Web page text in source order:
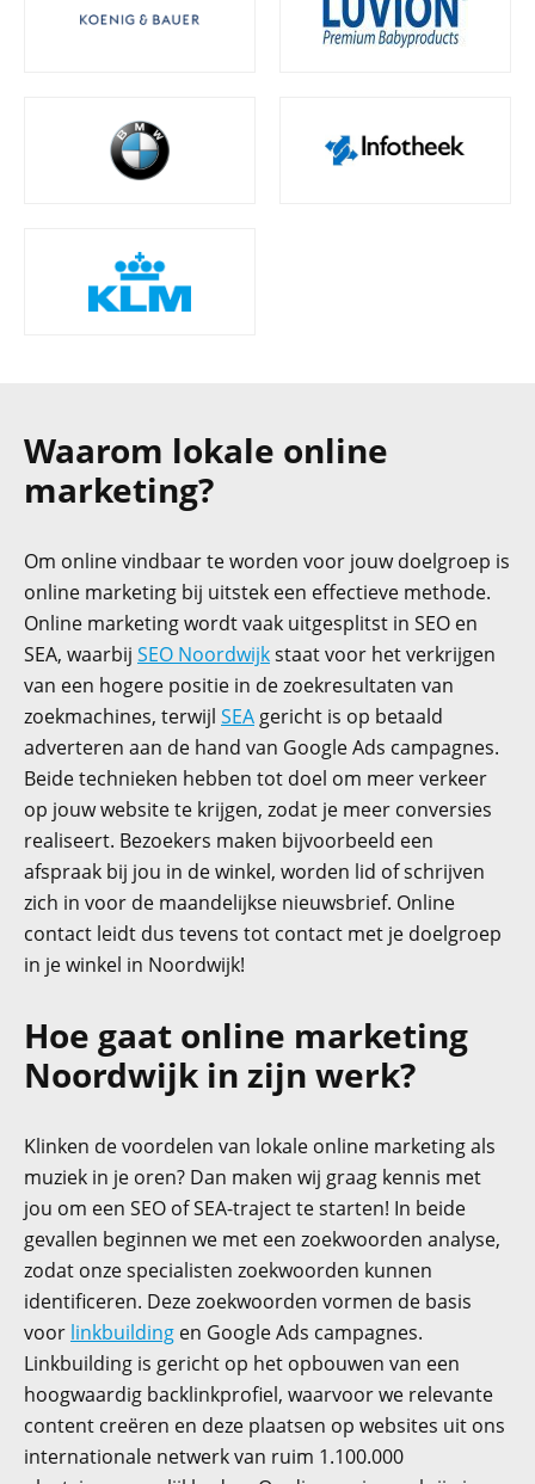
Waarom lokale online
marketing?
Om online vindbaar te worden voor jouw doelgroep is
online marketing bij uitstek een effectieve methode.
Online marketing wordt vaak uitgesplitst in SEO en
SEA, waarbij SEO Noordwijkstaat voor het verkrijgen
van een hogere positie in de zoekresultaten van
zoekmachines, terwijl SEA gericht is op betaald
adverteren aan de hand van Google Ads campagnes.
Beide technieken hebben tot doel om meer verkeer
op jouw website te krijgen, zodat je meer conversies
realiseert. Bezoekers maken bijvoorbeeld een
afspraak bij jou in de winkel, worden lid of schrijven
zich in voor de maandelijkse nieuwsbrief. Online
contact leidt dus tevens tot contact met je doelgroep
in je winkel in Noordwijk!
Hoe gaat online marketing
Noordwijk in zijn werk?
Klinken de voordelen van lokale online marketing als
muziek in je oren? Dan maken wij graag kennis met
jou om een SEO of SEA-traject te starten! In beide
gevallen beginnen we met een zoekwoorden analyse,
zodat onze specialisten zoekwoorden kunnen
identificeren. Deze zoekwoorden vormen de basis
voor linkbuilding en Google Ads campagnes.
Linkbuilding is gericht op het opbouwen van een
hoogwaardig backlinkprofiel, waarvoor we relevante
content creëren en deze plaatsen op websites uit ons
internationale netwerk van ruim 1.100.000